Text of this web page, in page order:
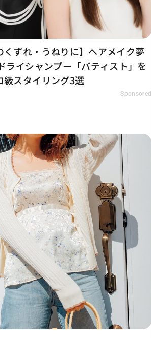
くずれ・うねりに】ヘアメイク夢
ライシャンプー「バティスト」を
級スタイリング3選
Sponsored